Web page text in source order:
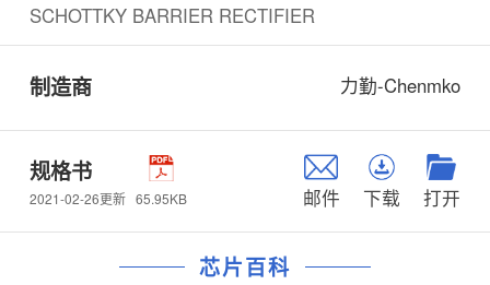
SCHOTTKY BARRIER RECTIFIER
制造商 力勤-Chenmko
规格书
2021-02-26更新 65.95KB 邮件 下载 打开
芯片百科